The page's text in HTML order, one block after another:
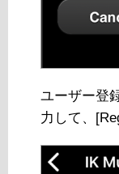
ユーザー登
力して、